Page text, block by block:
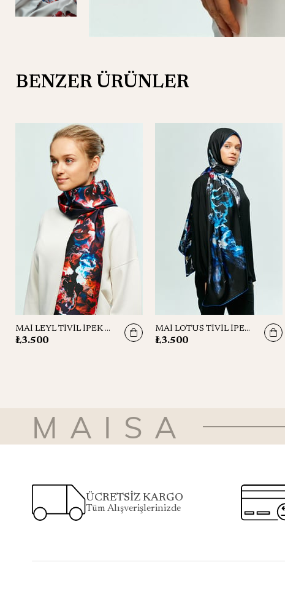
BENZER ÜRÜNLER
MAİ LEYL TİVİL İPEK ŞAL 75x200
₺3.500
MAİ LOTUS TİVİL İPEK ŞAL 75x200
₺3.500
MAISA
ÜCRETSİZ KARGO
Tüm Alışverişlerinizde